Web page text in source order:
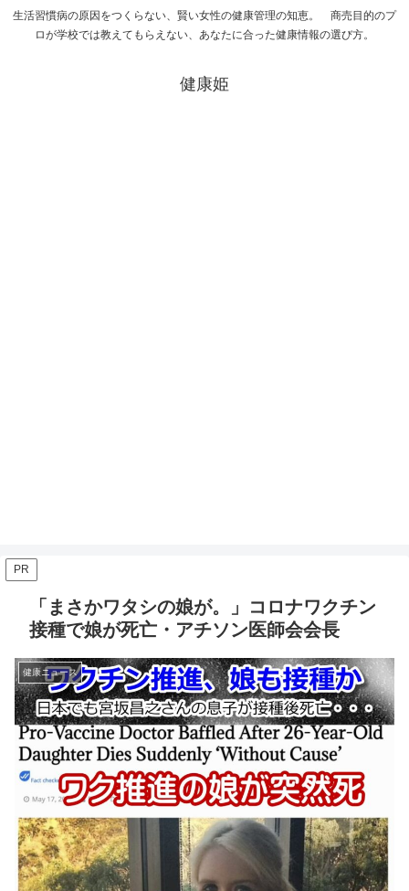
生活習慣病の原因をつくらない、賢い女性の健康管理の知恵。 商売目的のプ
ロが学校では教えてもらえない、あなたに合った健康情報の選び方。
健康姫
PR
「まさかワタシの娘が。」コロナワクチン
接種で娘が死亡・アチソン医師会会長
健康ニュース